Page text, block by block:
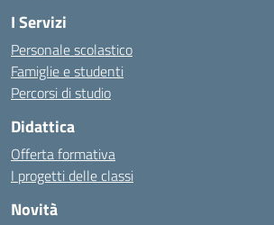
I Servizi
Personale scolastico
Famiglie e studenti
Percorsi di studio
Didattica
Offerta formativa
I progetti delle classi
Novità